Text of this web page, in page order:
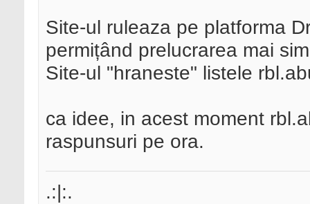
Site-ul ruleaza pe platforma
permițând prelucrarea mai
Site-ul "hraneste" listele
ca idee, in acest moment
raspunsuri pe ora.
.:|:.